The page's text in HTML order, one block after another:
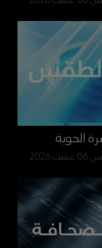
الجوية
2026